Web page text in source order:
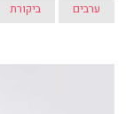
ערבים ביקורת